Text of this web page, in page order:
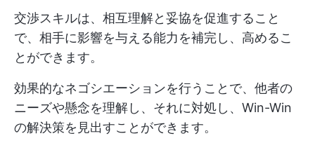
交渉スキルは、相互理解と妥協を促進すること
で、相手に影響を与える能力を補完し、高めるこ
とができます。
効果的なネゴシエーションを行うことで、他者の
ニーズや懸念を理解し、それに対処し、Win-Win
の解決策を見出すことができます。